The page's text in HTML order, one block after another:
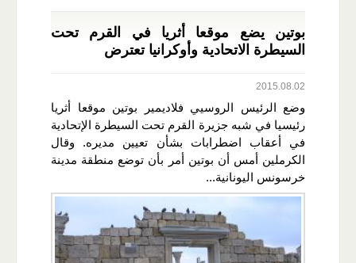
بوتين يضع موقعا أثريا في القرم تحت
السيطرة الاتحادية وأوكرانيا تعترض
2015.08.02
وضع الرئيس الروسيي فلاديمير بوتين موقعا أثريا
رئيسيا في شبه جزيرة القرم تحت السيطرة الإتحادية
في أعقاب اضطرابات بشأن تعيين مديره. وقال
الكرملين أمس أن بوتين أمر بأن توضع منطقة مدينة
خرسونس اليونانية...